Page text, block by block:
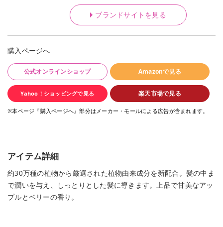
ブランドサイトを見る
購入ページへ
公式オンラインショップ Amazonで見る
Yahoo！ショッピングで見る 楽天市場で見る
※本ページ『購入ページへ』部分はメーカー・モールによる広告が含まれます。
アイテム詳細
約30万種の植物から厳選された植物由来成分を新配合。髪の中ま
で潤いを与え、しっとりとした髪に導きます。上品で甘美なアッ
プルとベリーの香り。